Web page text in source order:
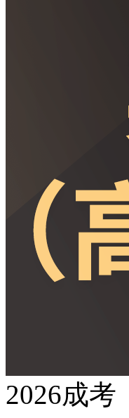
2026成考